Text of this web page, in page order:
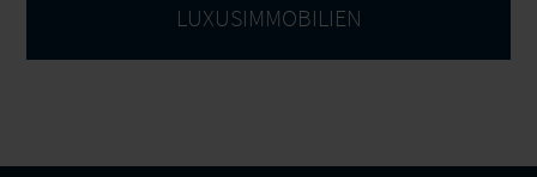
LUXUSIMMOBILIEN